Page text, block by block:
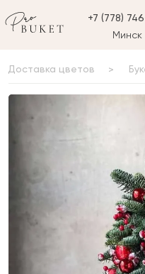
+7 (778)
Минск
Доставка цветов
Ёлка